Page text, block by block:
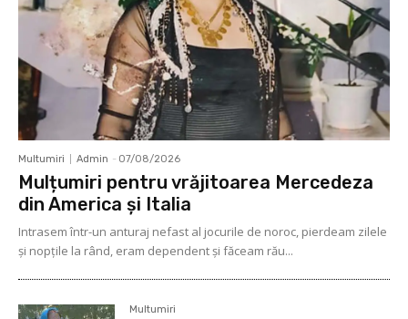
Multumiri Admin - 07/08/2026
Mulțumiri pentru vrăjitoarea Mercedeza
din America și Italia
Intrasem într-un anturaj nefast al jocurile de noroc, pierdeam zilele
și nopțile la rând, eram dependent și făceam rău...
Multumiri